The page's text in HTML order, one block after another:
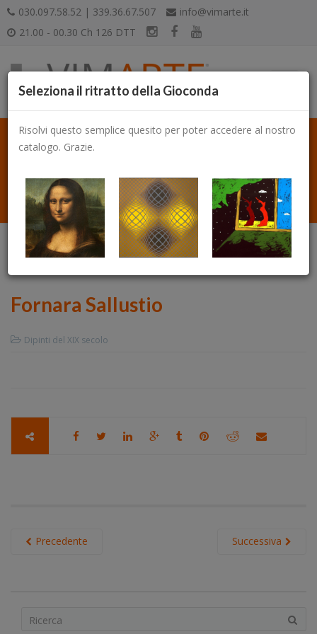
030.097.58.52 | 339.36.67.507
info@vimarte.it
21.00 - 00.30 Ch 126 DTT
Fornara Sallustio
Dipinti del XIX secolo
Successiva
Precedente
Seleziona il ritratto della Gioconda
Risolvi questo semplice quesito per poter accedere al nostro
catalogo. Grazie.